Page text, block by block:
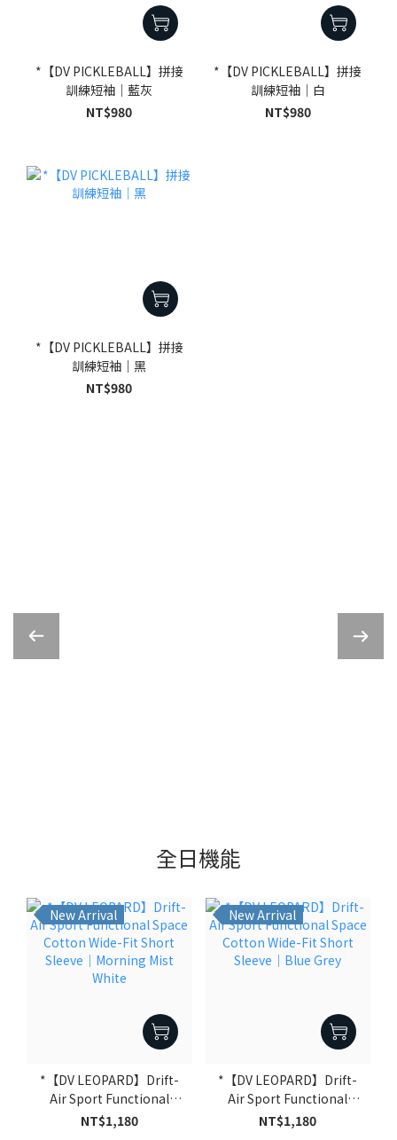
*【DV PICKLEBALL】拼接
訓練短袖｜藍灰
NT$980
*【DV PICKLEBALL】拼接
訓練短袖｜白
NT$980
*【DV PICKLEBALL】拼接
訓練短袖｜黑
NT$980
全日機能
New Arrival
*【DV LEOPARD】Drift-
Air Sport Functional
Space Cotton Wide-Fit
NT$1,180
New Arrival
*【DV LEOPARD】Drift-
Air Sport Functional
Space Cotton Wide-Fit
NT$1,180